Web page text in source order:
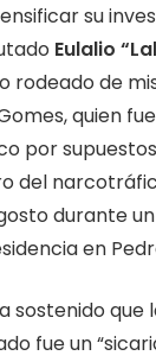
su
Eulalio
rodeado de
quien
por
del
durante
en
sostenido que
fue un